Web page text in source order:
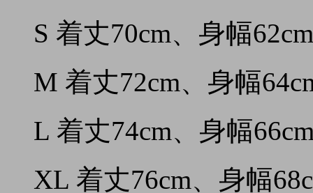
S 着丈70cm、身幅
M 着丈72cm、身幅
L 着丈74cm、身幅
XL 着丈76cm、身幅